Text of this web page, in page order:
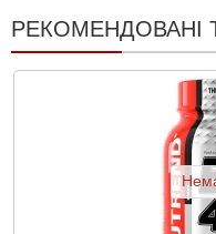
РЕКОМЕНДОВАНІ